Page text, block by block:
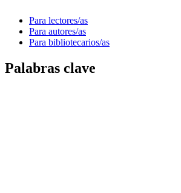
Para lectores/as
Para autores/as
Para bibliotecarios/as
Palabras clave